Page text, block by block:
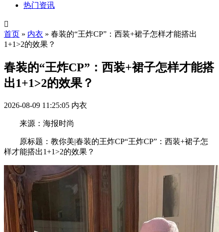
热门资讯

首页 » 内衣 » 春装的“王炸CP”：西装+裙子怎样才能搭出
1+1>2的效果？
春装的“王炸CP”：西装+裙子怎样才能搭
出1+1>2的效果？
2026-08-09 11:25:05 内衣
来源：海报时尚
原标题：教你美|春装的王炸CP“王炸CP”：西装+裙子怎
样才能搭出1+1>2的效果？